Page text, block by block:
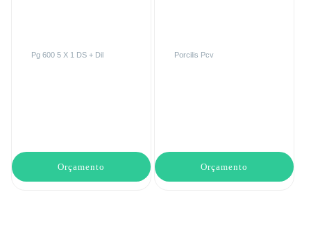
Pg 600 5 X 1 DS + Dil
Orçamento
Porcilis Pcv
Orçamento